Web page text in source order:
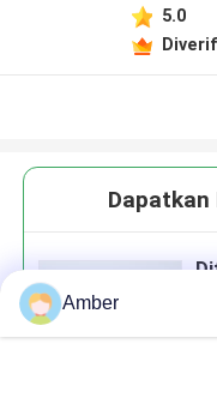
5.0
Dapatkan
Amber